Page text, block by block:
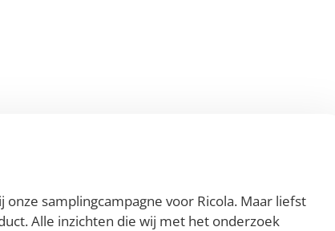
samplingcampagne voor Ricola. Maar liefst
Alle inzichten die wij met het onderzoek